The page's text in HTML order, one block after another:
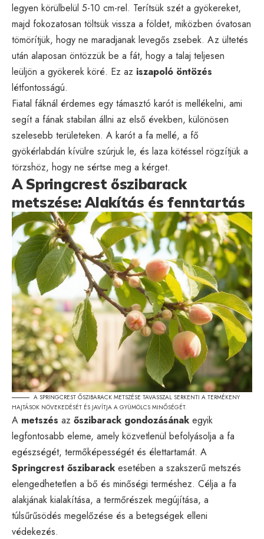
legyen körülbelül 5-10 cm-rel. Terítsük szét a gyökereket,
majd fokozatosan töltsük vissza a földet, miközben óvatosan
tömörítjük, hogy ne maradjanak levegős zsebek. Az ültetés
után alaposan öntözzük be a fát, hogy a talaj teljesen
leüljön a gyökerek köré. Ez az iszapoló öntözés
létfontosságú.
Fiatal fáknál érdemes egy támasztó karót is mellékelni, ami
segít a fának stabilan állni az első években, különösen
szelesebb területeken. A karót a fa mellé, a fő
gyökérlabdán kívülre szúrjuk le, és laza kötéssel rögzítjük a
törzshöz, hogy ne sértse meg a kérget.
A Springcrest őszibarack
metszése: Alakítás és fenntartás
A SPRINGCREST ŐSZIBARACK METSZÉSE TAVASSZAL SERKENTI A TERMÉKENY
HAJTÁSOK NÖVEKEDÉSÉT ÉS JAVÍTJA A GYÜMÖLCS MINŐSÉGÉT.
A metszés az őszibarack gondozásának egyik
legfontosabb eleme, amely közvetlenül befolyásolja a fa
egészségét, termőképességét és élettartamát. A
Springcrest őszibarack esetében a szakszerű metszés
elengedhetetlen a bő és minőségi terméshez. Célja a fa
alakjának kialakítása, a termőrészek megújítása, a
túlsűrűsödés megelőzése és a betegségek elleni
védekezés.